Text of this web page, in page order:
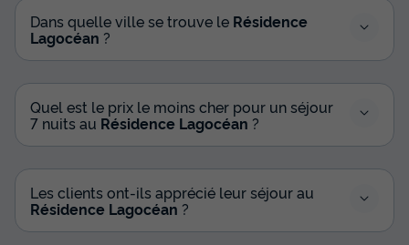
Dans quelle ville se trouve le Résidence
Lagocéan ?
Quel est le prix le moins cher pour un séjour
7 nuits au Résidence Lagocéan ?
Les clients ont-ils apprécié leur séjour au
Résidence Lagocéan ?